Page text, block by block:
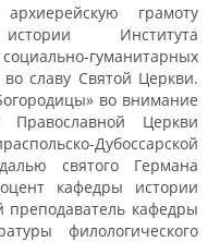
грамоту
Института
гуманитарных
славу Святой Церкви.
во внимание
Церкви
Дубоссарской
святого Германа
кафедры истории
кафедры
филологического